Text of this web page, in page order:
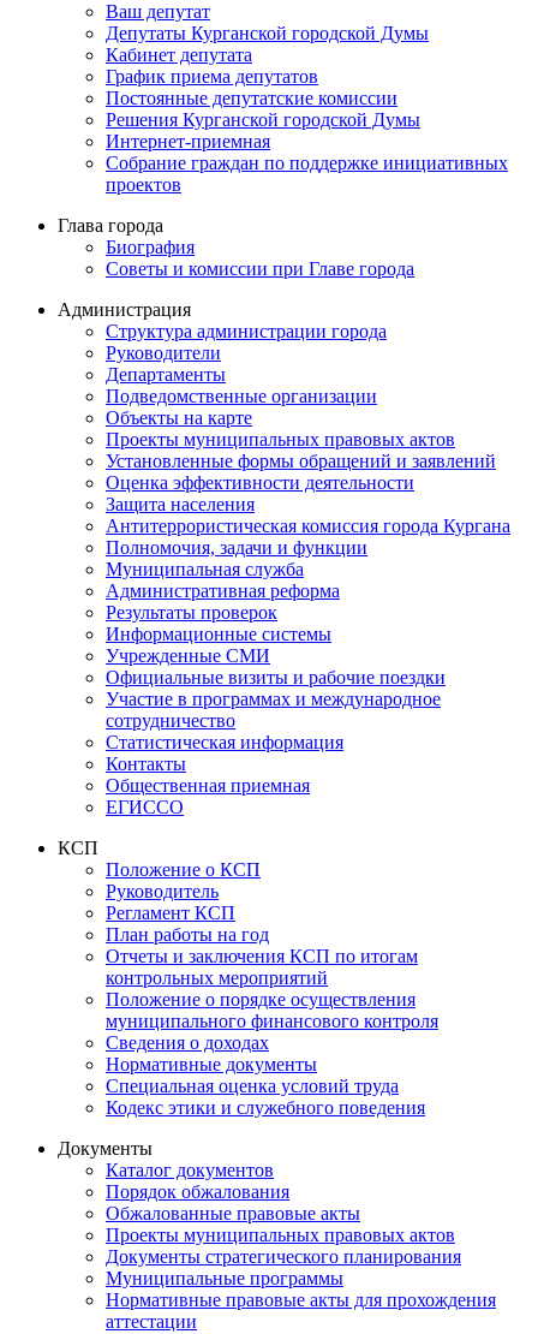
Ваш депутат
Депутаты Курганской городской Думы
Кабинет депутата
График приема депутатов
Постоянные депутатские комиссии
Решения Курганской городской Думы
Интернет-приемная
Собрание граждан по поддержке инициативных
проектов
Глава города
Биография
Советы и комиссии при Главе города
Администрация
Структура администрации города
Руководители
Департаменты
Подведомственные организации
Объекты на карте
Проекты муниципальных правовых актов
Установленные формы обращений и заявлений
Оценка эффективности деятельности
Защита населения
Антитеррористическая комиссия города Кургана
Полномочия, задачи и функции
Муниципальная служба
Административная реформа
Результаты проверок
Информационные системы
Учрежденные СМИ
Официальные визиты и рабочие поездки
Участие в программах и международное
сотрудничество
Статистическая информация
Контакты
Общественная приемная
ЕГИССО
КСП
Положение о КСП
Руководитель
Регламент КСП
План работы на год
Отчеты и заключения КСП по итогам
контрольных мероприятий
Положение о порядке осуществления
муниципального финансового контроля
Сведения о доходах
Нормативные документы
Специальная оценка условий труда
Кодекс этики и служебного поведения
Документы
Каталог документов
Порядок обжалования
Обжалованные правовые акты
Проекты муниципальных правовых актов
Документы стратегического планирования
Муниципальные программы
Нормативные правовые акты для прохождения
аттестации